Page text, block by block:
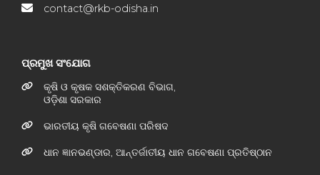
contact@rkb-odisha.in
ପ୍ରମୁଖ ସଂଯୋଗ
କୃଷି ଓ କୃଷକ ସଶକ୍ତିକରଣ ବିଭାଗ,
ଓଡ଼ିଶା ସରକାର
ଭାରତୀୟ କୃଷି ଗବେଷଣା ପରିଷଦ
ଧାନ ଜ୍ଞାନଭଣ୍ଡାର, ଆନ୍ତର୍ଜାତୀୟ ଧାନ ଗବେଷଣା ପ୍ରତିଷ୍ଠାନ